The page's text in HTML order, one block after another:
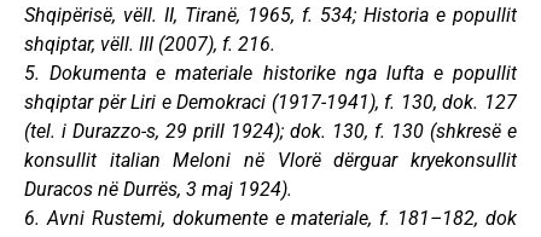
Shqipërisë, vëll. II, Tiranë, 1965, f. 534; Historia e popullit
shqiptar, vëll. III (2007), f. 216.
5. Dokumenta e materiale historike nga lufta e popullit
shqiptar për Liri e Demokraci (1917-1941), f. 130, dok. 127
(tel. i Durazzo-s, 29 prill 1924); dok. 130, f. 130 (shkresë e
konsullit italian Meloni në Vlorë dërguar kryekonsullit
Duracos në Durrës, 3 maj 1924).
6. Avni Rustemi, dokumente e materiale, f. 181–182, dok